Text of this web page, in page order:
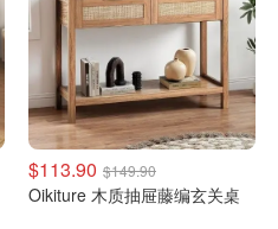
$113.90 $149.90
Oikiture 木质抽屉藤编玄关桌